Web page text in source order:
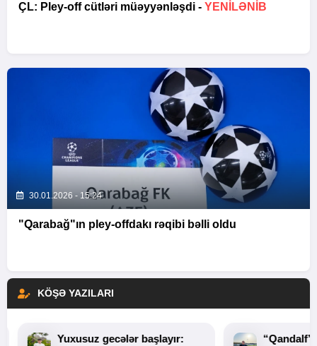
ÇL: Pley-off cütləri müəyyənləşdi - YENİLƏNİB
30.01.2026 - 15:24
"Qarabağ"ın pley-offdakı rəqibi bəlli oldu
KÖŞƏ YAZILARI
Yuxusuz gecələr başlayır: